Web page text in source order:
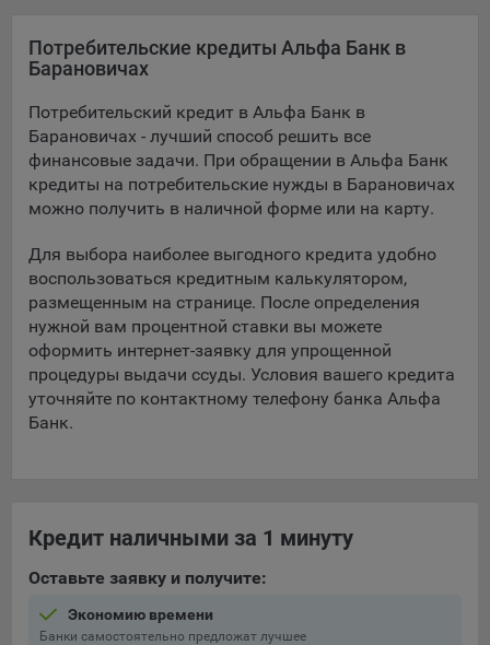
пользователей с сайтом.
9.3. Файлы cookie предпочтений, например, для настройки
контента. Данные файлы cookie собирают информацию о
выборе пользователя на сайте и его предпочтениях и
позволяют Обществу «запомнить» информацию о
выбранном пользователем городе и других местных
настройках для того, чтобы соответствующим образом
настраивать сайт.
9.4. Аналитические файлы cookie, например
Яндекс.Метрика, Google Analytics. Данные файлы cookie
собирают информацию о том, как пользователь
использовал сайты, и позволяют Обществу вносить в них
улучшения.
Аналитические файлы cookie показывают, какие страницы
сайта Общества посещаются чаще всего, помогают
выявлять трудности, возникающие при использовании
анализа трафика на сайтах.
9.5. Файлы cookie, применяемые для определения целевой
аудитории и в рекламных целях, например Яндекс.Метрика,
Google Analytics.
Потребительские кредиты Альфа Банк в
Барановичах
Потребительский кредит в Альфа Банк в
Барановичах - лучший способ решить все
финансовые задачи. При обращении в Альфа Банк
кредиты на потребительские нужды в Барановичах
можно получить в наличной форме или на карту.
Для выбора наиболее выгодного кредита удобно
воспользоваться кредитным калькулятором,
размещенным на странице. После определения
нужной вам процентной ставки вы можете
оформить интернет-заявку для упрощенной
процедуры выдачи ссуды. Условия вашего кредита
уточняйте по контактному телефону банка Альфа
Банк.
Кредит наличными за 1 минуту
Оставьте заявку и получите:
Экономию времени
Банки самостоятельно предложат лучшее